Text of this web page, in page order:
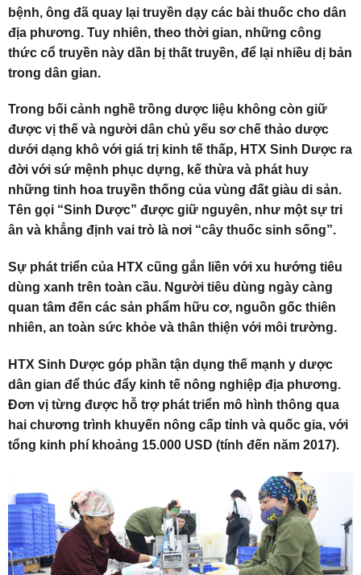
bệnh, ông đã quay lại truyền dạy các bài thuốc cho dân
địa phương. Tuy nhiên, theo thời gian, những công
thức cổ truyền này dần bị thất truyền, để lại nhiều dị bản
trong dân gian.
Trong bối cảnh nghề trồng dược liệu không còn giữ
được vị thế và người dân chủ yếu sơ chế thảo dược
dưới dạng khô với giá trị kinh tế thấp, HTX Sinh Dược ra
đời với sứ mệnh phục dựng, kế thừa và phát huy
những tinh hoa truyền thống của vùng đất giàu di sản.
Tên gọi “Sinh Dược” được giữ nguyên, như một sự tri
ân và khẳng định vai trò là nơi “cây thuốc sinh sống”.
Sự phát triển của HTX cũng gắn liền với xu hướng tiêu
dùng xanh trên toàn cầu. Người tiêu dùng ngày càng
quan tâm đến các sản phẩm hữu cơ, nguồn gốc thiên
nhiên, an toàn sức khỏe và thân thiện với môi trường.
HTX Sinh Dược góp phần tận dụng thế mạnh y dược
dân gian để thúc đẩy kinh tế nông nghiệp địa phương.
Đơn vị từng được hỗ trợ phát triển mô hình thông qua
hai chương trình khuyến nông cấp tỉnh và quốc gia, với
tổng kinh phí khoảng 15.000 USD (tính đến năm 2017).